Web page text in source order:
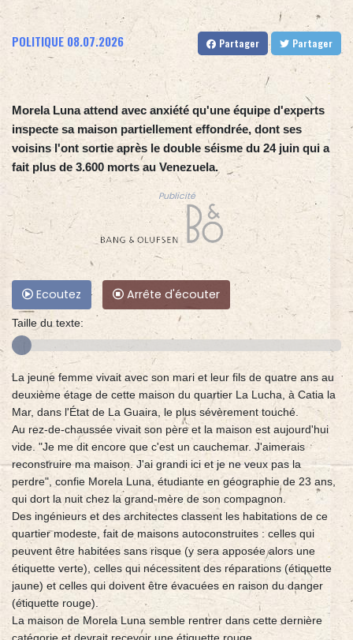
POLITIQUE 08.07.2026 Partager Partager
Morela Luna attend avec anxiété qu'une équipe d'experts
inspecte sa maison partiellement effondrée, dont ses
voisins l'ont sortie après le double séisme du 24 juin qui a
fait plus de 3.600 morts au Venezuela.
Publicité
Ecoutez Arrête d'écouter
Taille du texte:
La jeune femme vivait avec son mari et leur fils de quatre ans au
deuxième étage de cette maison du quartier La Lucha, à Catia la
Mar, dans l'État de La Guaira, le plus sévèrement touché.
Au rez-de-chaussée vivait son père et la maison est aujourd'hui
vide. "Je me dit encore que c'est un cauchemar. J'aimerais
reconstruire ma maison. J'ai grandi ici et je ne veux pas la
perdre", confie Morela Luna, étudiante en géographie de 23 ans,
qui dort la nuit chez la grand-mère de son compagnon.
Des ingénieurs et des architectes classent les habitations de ce
quartier modeste, fait de maisons autoconstruites : celles qui
peuvent être habitées sans risque (y sera apposée alors une
étiquette verte), celles qui nécessitent des réparations (étiquette
jaune) et celles qui doivent être évacuées en raison du danger
(étiquette rouge).
La maison de Morela Luna semble rentrer dans cette dernière